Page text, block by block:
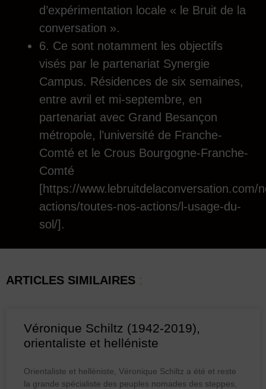
d’expérimentation locale « le Bruit de la
conversation ».
6. Ce sont notamment les objectifs
visés par le partenariat Synergie
Campus. Résidences de six semaines,
entre avril et mi-septembre, en
partenariat avec Grand Besançon
métropole, l’université de Franche-
Comté et le Crous Bourgogne-Franche-
Comté
[https://www.lebruitdelaconversation.com/
actions/toutes-nos-actions/l-usage-du-
sol/].
ARTICLES SIMILAIRES :
Véronique Schiltz (1942-2019),
orientaliste et helléniste
Orientaliste et helléniste, Véronique Schiltz a été et reste
la grande spécialiste des peuples nomades des steppes,